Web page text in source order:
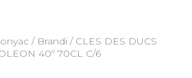
/ Brandi / CLES DES DUCS
40º 70CL C/6